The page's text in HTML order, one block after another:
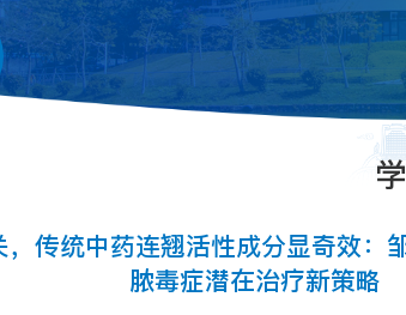
，传统中药连翘活性成分显奇效：
脓毒症潜在治疗新策略